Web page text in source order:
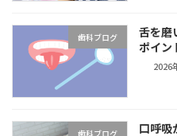
歯科ブログ
舌を磨
ポイン
2026
歯科ブログ 口呼吸